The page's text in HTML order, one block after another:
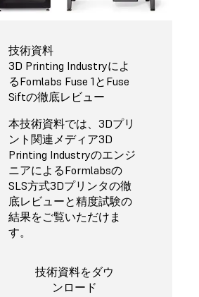
技術資料
3D Printing Industryによ
るFomlabs Fuse 1とFuse
Siftの徹底レビュー
本技術資料では、3Dプリ
ント関連メディア3D
Printing Industryのエンジ
ニアによるFormlabsの
SLS方式3Dプリンタの徹
底レビューと精度試験の
結果をご覧いただけま
す。
技術資料をダウ
ンロード